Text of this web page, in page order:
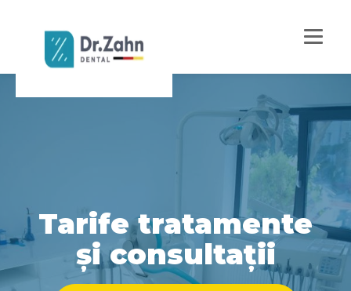
Tarife tratamente
și consultații